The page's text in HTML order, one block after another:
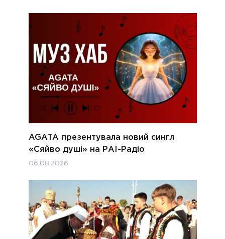
AGATA презентувала новий сингл
«Сяйво душі» на РАІ-Радіо
06.08.2026